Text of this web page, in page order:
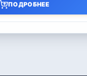
ПОДРОБНЕЕ